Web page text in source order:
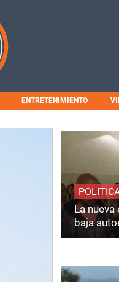
ENTRETENIMIENTO
La
baja